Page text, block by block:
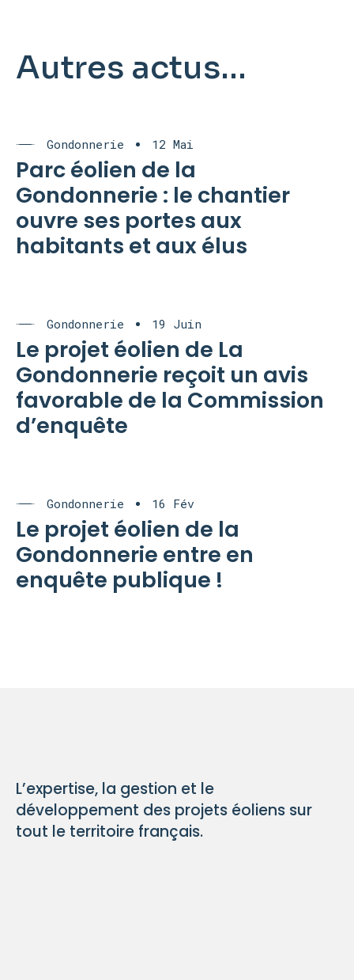
Autres actus...
Gondonnerie 12 Mai
Parc éolien de la
Gondonnerie : le chantier
ouvre ses portes aux
habitants et aux élus
Gondonnerie 19 Juin
Le projet éolien de La
Gondonnerie reçoit un avis
favorable de la Commission
d’enquête
Gondonnerie 16 Fév
Le projet éolien de la
Gondonnerie entre en
enquête publique !
L’expertise, la gestion et le
développement des projets éoliens sur
tout le territoire français.